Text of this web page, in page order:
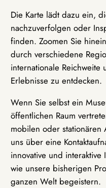
Die Karte lädt dazu ein,
nachzuverfolgen oder
finden. Zoomen Sie
durch verschiedene
internationale Reichweite
Erlebnisse zu entdecken.
Wenn Sie selbst ein
öffentlichen Raum
mobilen oder
uns über eine
innovative und
wie unsere bisherigen
ganzen Welt begeistern.